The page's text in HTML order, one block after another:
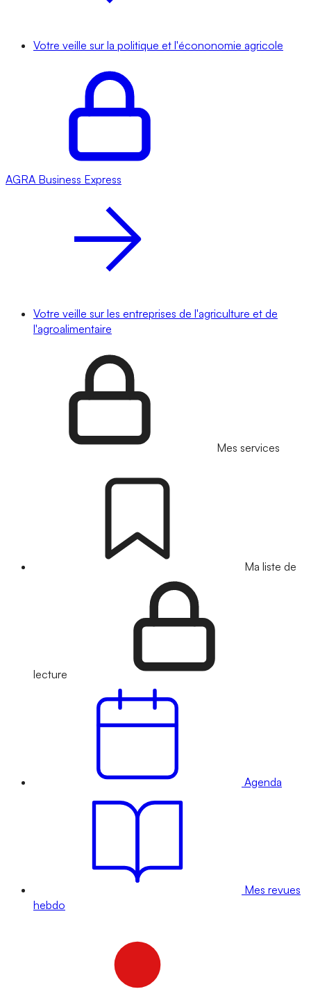
Votre veille sur la politique et l'écononomie agricole
AGRA Business Express
Votre veille sur les entreprises de l'agriculture et de
l'agroalimentaire
Mes services
Ma liste de
lecture
Agenda
Mes revues
hebdo